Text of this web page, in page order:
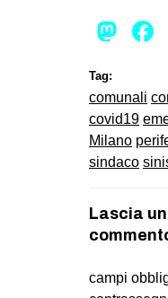
Tag:
comunali
covid19
Milano
sindaco
Lascia un
campi